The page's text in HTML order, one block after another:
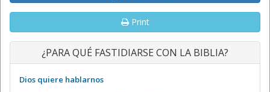
Print
¿PARA QUÉ FASTIDIARSE CON LA BIBLIA?
Dios quiere hablarnos